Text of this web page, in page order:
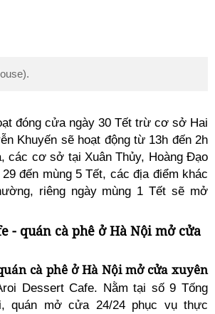
đóng cửa ngày 30 Tết trừ cơ sở Hai
Khuyến sẽ hoạt động từ 13h đến 2h
các cơ sở tại Xuân Thủy, Hoàng Đạo
đến mùng 5 Tết, các địa điểm khác
riêng ngày mùng 1 Tết sẽ mở
- quán cà phê ở Hà Nội mở cửa
cà phê ở Hà Nội mở cửa xuyên
Dessert Cafe. Nằm tại số 9 Tống
quán mở cửa 24/24 phục vụ thực